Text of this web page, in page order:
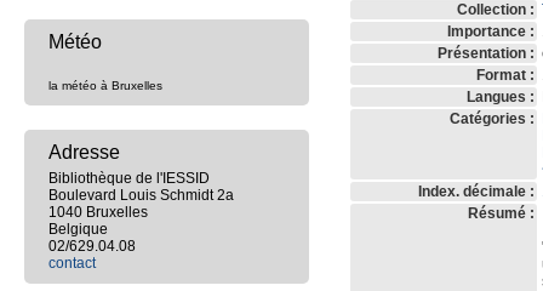
Collection :
Importance :
Présentation :
Format :
Langues :
Catégories :
Index. décimale :
Résumé :
Météo
la météo à Bruxelles
Adresse
Bibliothèque de l'IESSID
Boulevard Louis Schmidt 2a
1040 Bruxelles
Belgique
02/629.04.08
contact